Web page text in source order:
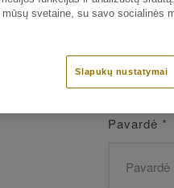
Vardas*
Pavardė *
mūsų svetaine, su savo socialinės
Slapukų nustatymai